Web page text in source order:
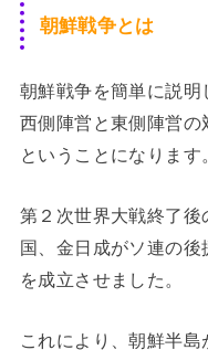
朝鮮戦争とは
朝鮮戦争を簡単に説明
西側陣営と東側陣営
ということになります
第２次世界大戦終了
国、金日成がソ連の
を成立させました。
これにより、朝鮮半